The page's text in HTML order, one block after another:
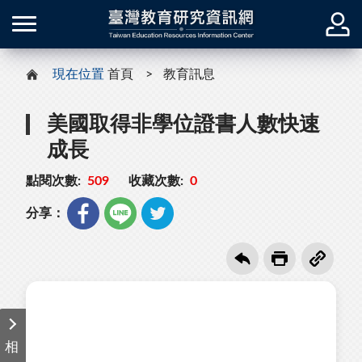
現在位置 首頁 教育訊息
美國取得非學位證書人數快速
成長
點閱次數: 509 收藏次數: 0
分享：
相